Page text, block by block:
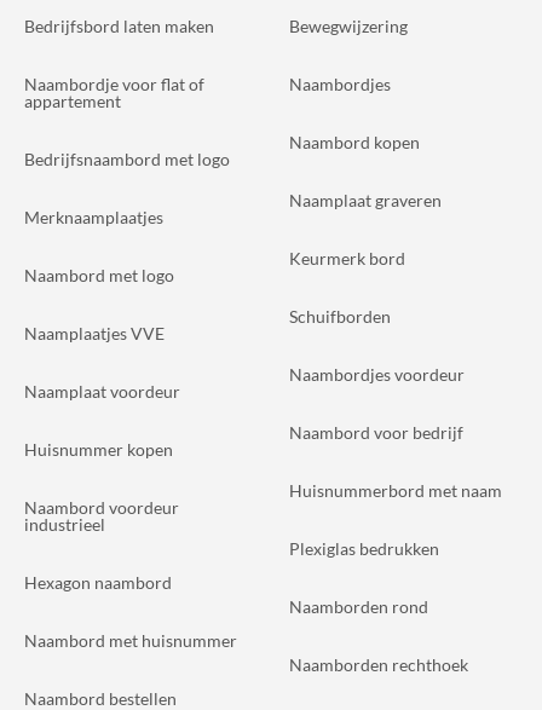
Bedrijfsbord laten maken
Naambordje voor flat of
appartement
Bedrijfsnaambord met logo
Merknaamplaatjes
Naambord met logo
Naamplaatjes VVE
Naamplaat voordeur
Huisnummer kopen
Naambord voordeur
industrieel
Hexagon naambord
Naambord met huisnummer
Naambord bestellen
Bewegwijzering
Naambordjes
Naambord kopen
Naamplaat graveren
Keurmerk bord
Schuifborden
Naambordjes voordeur
Naambord voor bedrijf
Huisnummerbord met naam
Plexiglas bedrukken
Naamborden rond
Naamborden rechthoek